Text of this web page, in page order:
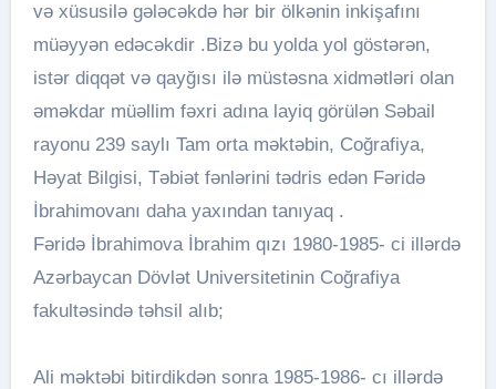
və xüsusilə gələcəkdə hər bir ölkənin inkişafını
müəyyən edəcəkdir .Bizə bu yolda yol göstərən,
istər diqqət və qayğısı ilə müstəsna xidmətləri olan
əməkdar müəllim fəxri adına layiq görülən Səbail
rayonu 239 saylı Tam orta məktəbin, Coğrafiya,
Həyat Bilgisi, Təbiət fənlərini tədris edən Fəridə
İbrahimovanı daha yaxından tanıyaq .
Fəridə İbrahimova İbrahim qızı 1980-1985- ci illərdə
Azərbaycan Dövlət Universitetinin Coğrafiya
fakultəsində təhsil alıb;
Ali məktəbi bitirdikdən sonra 1985-1986- cı illərdə